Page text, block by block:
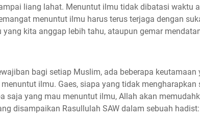
liang lahat. Menuntut ilmu tidak dibatasi waktu
menuntut ilmu harus terus terjaga dengan
yang kita anggap lebih tahu, ataupun gemar
bagi setiap Muslim, ada beberapa keutamaan
ilmu. Gaes, siapa yang tidak mengharapkan
saja yang mau menuntut ilmu, Allah akan
disampaikan Rasullulah SAW dalam sebuah hadist: